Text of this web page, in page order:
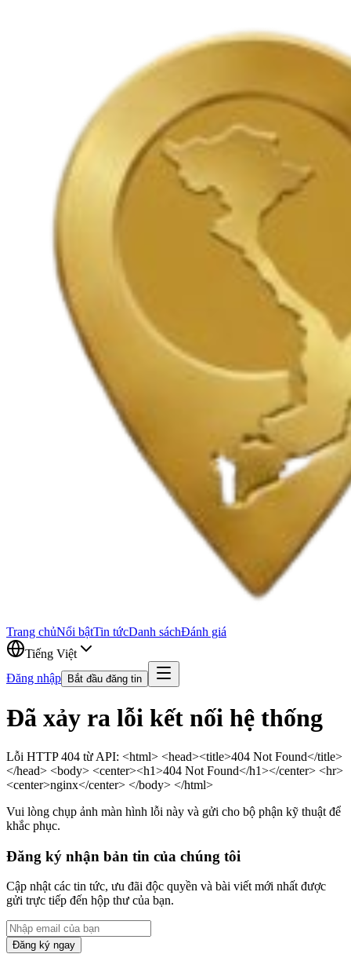
Trang chủNổi bậtTin tứcDanh sáchĐánh giá
Tiếng Việt
Đăng nhập
Bắt đầu đăng tin
Đã xảy ra lỗi kết nối hệ thống
Lỗi HTTP 404 từ API: <html> <head><title>404 Not Found</title>
</head> <body> <center><h1>404 Not Found</h1></center> <hr>
<center>nginx</center> </body> </html>
Vui lòng chụp ảnh màn hình lỗi này và gửi cho bộ phận kỹ thuật để
khắc phục.
Đăng ký nhận bản tin của chúng tôi
Cập nhật các tin tức, ưu đãi độc quyền và bài viết mới nhất được
gửi trực tiếp đến hộp thư của bạn.
Đăng ký ngay